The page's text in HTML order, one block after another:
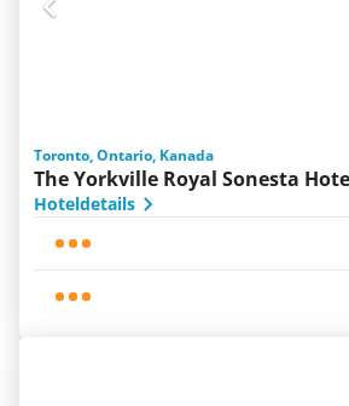
Toronto, Ontario, Kanada
The Yorkville Royal Sonesta
Hoteldetails